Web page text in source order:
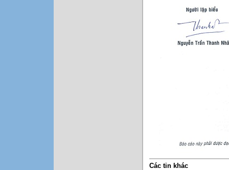
Các tin khác